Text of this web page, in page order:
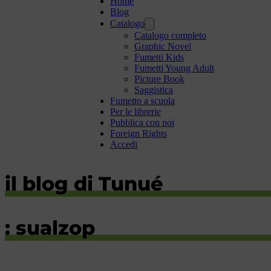
Blog
Catalogo
Catalogo completo
Graphic Novel
Fumetti Kids
Fumetti Young Adult
Picture Book
Saggistica
Fumetto a scuola
Per le librerie
Pubblica con noi
Foreign Rights
Accedi
il blog di Tunué
: sualzop